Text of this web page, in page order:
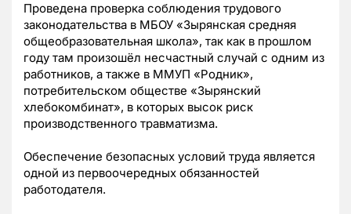
Проведена проверка соблюдения трудового
законодательства в МБОУ «Зырянская средняя
общеобразовательная школа», так как в прошлом
году там произошёл несчастный случай с одним из
работников, а также в ММУП «Родник»,
потребительском обществе «Зырянский
хлебокомбинат», в которых высок риск
производственного травматизма.
Обеспечение безопасных условий труда является
одной из первоочередных обязанностей
работодателя.